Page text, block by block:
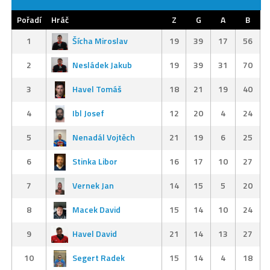
Pořadí Hráč Z G A
B
1
Šícha Miroslav 19 39 17
56
2
Nesládek Jakub 19 39 31
70
3
Havel Tomáš 18 21 19
40
4
Ibl Josef 12 20 4
24
5
Nenadál Vojtěch 21 19 6
25
6
Stinka Libor 16 17 10
27
7
Vernek Jan 14 15 5
20
8
Macek David 15 14 10
24
9
Havel David 21 14 13
27
10
Segert Radek 15 14 4
18